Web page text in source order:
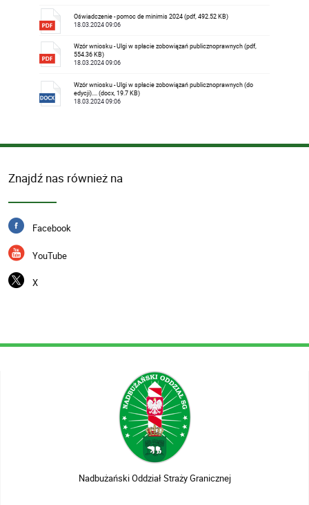
Oświadczenie - pomoc de minimis 2024 (pdf, 492.52 KB)
18.03.2024 09:06
Wzór wniosku - Ulgi w spłacie zobowiązań publicznoprawnych (pdf,
554.36 KB)
18.03.2024 09:06
Wzór wniosku - Ulgi w spłacie zobowiązań publicznoprawnych (do
edycji).... (docx, 19.7 KB)
18.03.2024 09:06
Znajdź nas również na
Facebook
YouTube
X
Nadbużański Oddział Straży Granicznej